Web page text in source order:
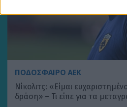
ΠΟΔΟΣΦΑΙΡΟ ΑΕΚ
Νίκολιτς: «Είμαι
δράση» – Τι είπε για τα